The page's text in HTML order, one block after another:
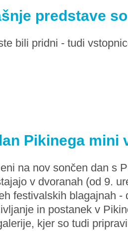
predstave
bili pridni - tudi
Pikinega mini
na nov sončen dan s
v dvoranah (od 9.
festivalskih blagajnah -
in postanek v
kjer so tudi